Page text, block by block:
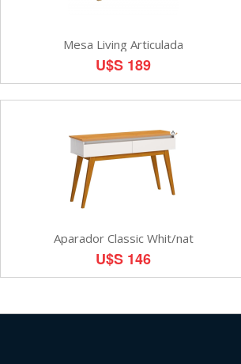
Mesa Living Articulada
U$S 189
Aparador Classic Whit/nat
U$S 146